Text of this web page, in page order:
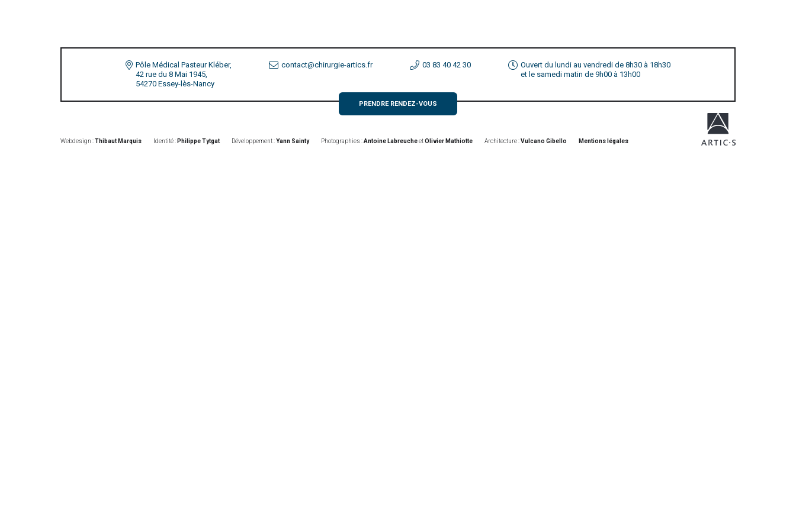
Pôle Médical Pasteur Kléber,
42 rue du 8 Mai 1945,
54270 Essey-lès-Nancy
contact@chirurgie-artics.fr 03 83 40 42 30
Ouvert du lundi au vendredi de 8h30 à 18h30
et le samedi matin de 9h00 à 13h00
PRENDRE RENDEZ-VOUS
Webdesign :Thibaut Marquis Identité : Philippe Tytgat Développement :Yann Sainty Photographies :Antoine LabreucheetOlivier Mathiotte Architecture :Vulcano Gibello Mentions légales